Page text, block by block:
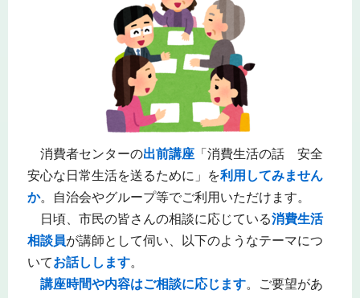
消費者センターの出前講座「消費生活の話 安全
安心な日常生活を送るために」を利用してみません
か。自治会やグループ等でご利用いただけます。
日頃、市民の皆さんの相談に応じている消費生活
相談員が講師として伺い、以下のようなテーマにつ
いてお話しします。
講座時間や内容はご相談に応じます。ご要望があ